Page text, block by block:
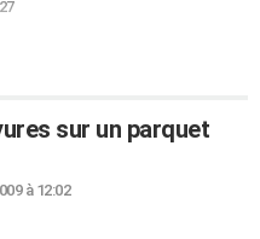
sur un parquet
à 12:02